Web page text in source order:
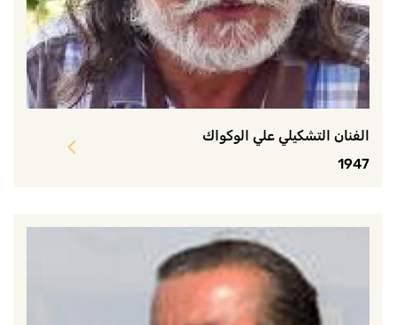
الفنان التشكيلي علي الوكواك
1947